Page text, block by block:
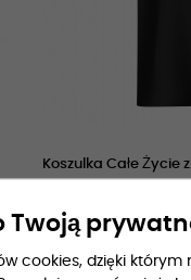
Koszulka Całe Życie
Twoją
cookies, dzięki którym